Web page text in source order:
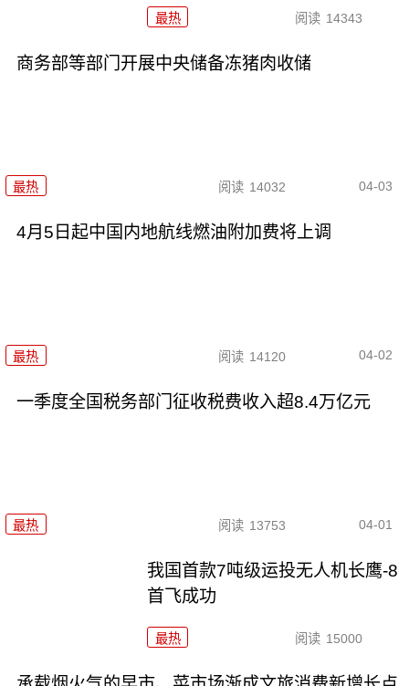
最热 阅读 14343
商务部等部门开展中央储备冻猪肉收储
最热 阅读 14032 04-03
4月5日起中国内地航线燃油附加费将上调
最热 阅读 14120 04-02
一季度全国税务部门征收税费收入超8.4万亿元
最热 阅读 13753 04-01
我国首款7吨级运投无人机长鹰-8
首飞成功
最热 阅读 15000